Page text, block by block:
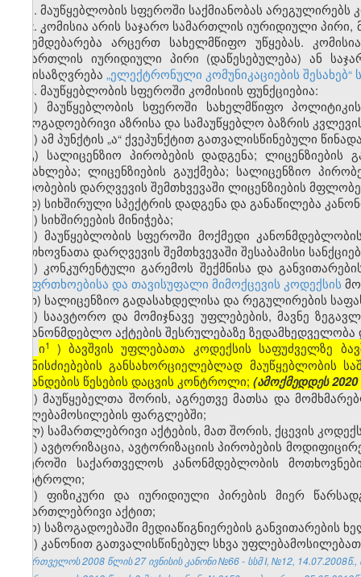
1. მაუწყებლობის სფეროში საქმიანობას არეგულირებს
2. კომისია არის საჯარო სამართლის იურიდიული
ექვემდებარება არცერთ სახელმწიფო უწყებას.
სამართლის იურიდიული პირი (დაწესებულება) ან
განისაზღვრება „ელექტრონული კომუნიკაციების
3. მაუწყებლობის სფეროში კომისიის ფუნქციებია:
ა) მაუწყებლობის სფეროში სახელმწიფო
საზოგადოებრივი აზრისა და სამაუწყებლო ბაზრის
ბ) ამ პუნქტის „ა“ ქვეპუნქტით გათვალისწინებული
გ) სალიცენზიო პირობების დადგენა; ლიცენზიების
განახლება; ლიცენზიების გაუქმება; სალიცენზიო
პირობების დარღვევის შემთხვევაში ლიცენზიების
დ) სიხშირული სპექტრის დადგენა და განაწილება
ე) სიხშირეების მინიჭება;
ვ) მაუწყებლობის სფეროში მოქმედი
მოთხოვნათა დარღვევის შემთხვევაში შესაბამისი
ზ) კონკურენტული გარემოს შექმნისა და
უსაფრთხოებისა და თავისუფალი მიმოქცევის კოდექსის
თ) სალიცენზიო გადასახდელისა და რეგულირების
ი) საავტორო და მომიჯნავე უფლებების, მავნე
საკანონმდებლო აქტების შესრულებაზე
ი1
) ბავშვის უფლებათა კოდექსის საფუძველზე
ღონისძიებების განსახორციელებლად მაუწყებლობის
ნიშანდების წესების დაცვის კონტროლი; (ამოქმედდეს
კ) მაუწყებელთა შორის, აგრეთვე მათსა და
უფლებამოსილების ფარგლებში;
ლ) სამართლებრივი აქტების, მათ შორის, ქცევის
მ) ავტორიზაცია, ავტორიზაციის პირობების
სფეროში საქართველოს კანონმდებლობის
კონტროლი;
ნ) ფიზიკური და იურიდიული პირების მიერ
სამართლებრივი აქტით;
ო) საზოგადოებაში მედიაწიგნიერების განვითარების
პ) კანონით გათვალისწინებულ სხვა
საქართველოს 2008 წლის 27 ივნისის კანონი №66 - სსმ I, №12, 14.07.2008წ.,